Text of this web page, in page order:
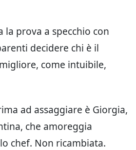
la prova a specchio con
decidere chi è il
come intuibile,
ad assaggiare è Giorgia,
che amoreggia
chef. Non ricambiata.